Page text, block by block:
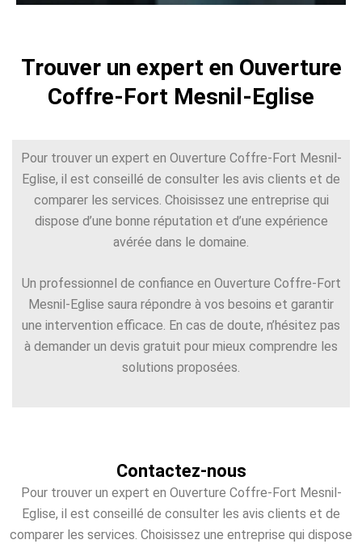
Trouver un expert en Ouverture
Coffre-Fort Mesnil-Eglise
Pour trouver un expert en Ouverture Coffre-Fort Mesnil-
Eglise, il est conseillé de consulter les avis clients et de
comparer les services. Choisissez une entreprise qui
dispose d’une bonne réputation et d’une expérience
avérée dans le domaine.
Un professionnel de confiance en Ouverture Coffre-Fort
Mesnil-Eglise saura répondre à vos besoins et garantir
une intervention efficace. En cas de doute, n’hésitez pas
à demander un devis gratuit pour mieux comprendre les
solutions proposées.
Contactez-nous
Pour trouver un expert en Ouverture Coffre-Fort Mesnil-
Eglise, il est conseillé de consulter les avis clients et de
comparer les services. Choisissez une entreprise qui dispose